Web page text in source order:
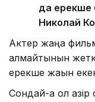
да ерекше
Николай
Актер жаңа
алмайтынын
ерекше жақын
Сондай-ақ ол